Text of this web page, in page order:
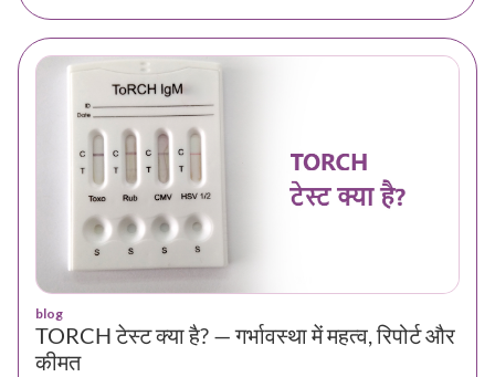
blog
TORCH टेस्ट क्या है? — गर्भावस्था में महत्व, रिपोर्ट और
कीमत